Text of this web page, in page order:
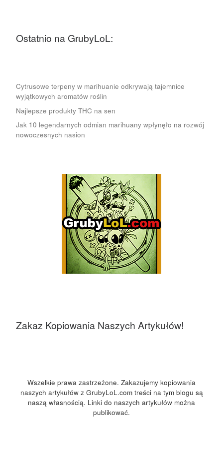
Ostatnio na GrubyLoL:
Cytrusowe terpeny w marihuanie odkrywają tajemnice
wyjątkowych aromatów roślin
Najlepsze produkty THC na sen
Jak 10 legendarnych odmian marihuany wpłynęło na rozwój
nowoczesnych nasion
Zakaz Kopiowania Naszych Artykułów!
Wszelkie prawa zastrzeżone. Zakazujemy kopiowania
naszych artykułów z GrubyLoL.com treści na tym blogu są
naszą własnością. Linki do naszych artykułów można
publikować.